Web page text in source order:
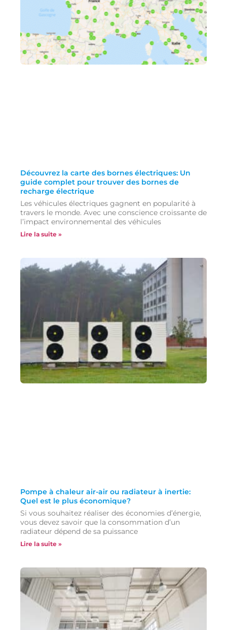
Découvrez la carte des bornes électriques: Un
guide complet pour trouver des bornes de
recharge électrique
Les véhicules électriques gagnent en popularité à
travers le monde. Avec une conscience croissante de
l’impact environnemental des véhicules
Lire la suite »
Pompe à chaleur air-air ou radiateur à inertie:
Quel est le plus économique?
Si vous souhaitez réaliser des économies d’énergie,
vous devez savoir que la consommation d’un
radiateur dépend de sa puissance
Lire la suite »